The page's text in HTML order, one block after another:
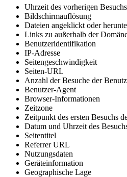
Uhrzeit des vorherigen
Bildschirmauflösung
Dateien angeklickt oder
Links zu außerhalb der
Benutzeridentifikation
IP-Adresse
Seitengeschwindigkeit
Seiten-URL
Anzahl der Besuche der
Benutzer-Agent
Browser-Informationen
Zeitzone
Zeitpunkt des ersten Besuchs
Datum und Uhrzeit des
Seitentitel
Referrer URL
Nutzungsdaten
Geräteinformation
Geographische Lage